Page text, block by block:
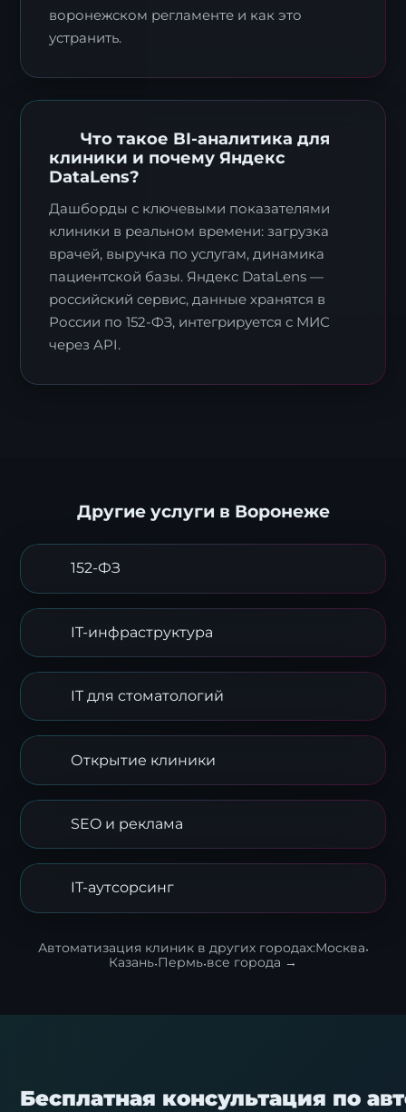
воронежском регламенте и как это
устранить.
Что такое BI-аналитика для
клиники и почему Яндекс
DataLens?
Дашборды с ключевыми показателями
клиники в реальном времени: загрузка
врачей, выручка по услугам, динамика
пациентской базы. Яндекс DataLens —
российский сервис, данные хранятся в
России по 152-ФЗ, интегрируется с МИС
через API.
Другие услуги в Воронеже
152-ФЗ
IT-инфраструктура
IT для стоматологий
Открытие клиники
SEO и реклама
IT-аутсорсинг
Автоматизация клиник в других городах:Москва·
Казань·Пермь·все города →
Бесплатная консультация по